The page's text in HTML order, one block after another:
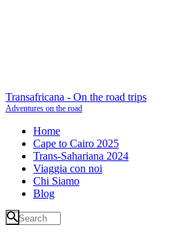
Transafricana - On the road trips
Adventures on the road
Home
Cape to Cairo 2025
Trans-Sahariana 2024
Viaggia con noi
Chi Siamo
Blog